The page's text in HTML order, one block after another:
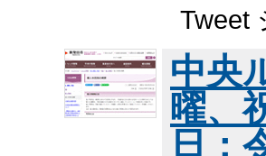
中央
曜、
日：